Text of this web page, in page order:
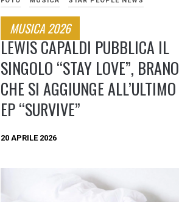
MUSICA 2026
LEWIS CAPALDI PUBBLICA IL
SINGOLO “STAY LOVE”, BRANO
CHE SI AGGIUNGE ALL’ULTIMO
EP “SURVIVE”
20 APRILE 2026